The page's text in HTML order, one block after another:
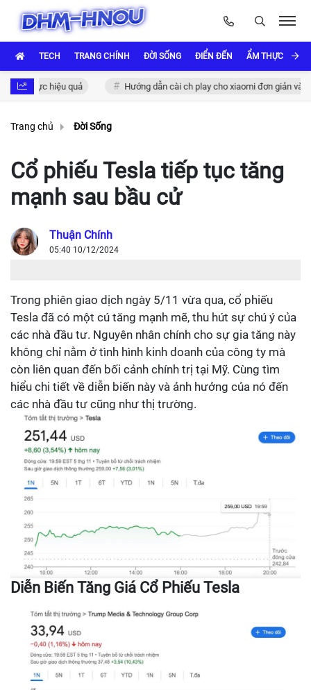
TECH TRANG CHÍNH ĐỜI SỐNG ĐIỂN ĐẾN ẨM THỰC VÀ
thực hiệu quả Hướng dẫn cài ch play cho xiaomi đơn giản và
Trang chủ Đời Sống
Cổ phiếu Tesla tiếp tục tăng
mạnh sau bầu cử
Thuận Chính
05:40 10/12/2024
Trong phiên giao dịch ngày 5/11 vừa qua, cổ phiếu
Tesla đã có một cú tăng mạnh mẽ, thu hút sự chú ý của
các nhà đầu tư. Nguyên nhân chính cho sự gia tăng này
không chỉ nằm ở tình hình kinh doanh của công ty mà
còn liên quan đến bối cảnh chính trị tại Mỹ. Cùng tìm
hiểu chi tiết về diễn biến này và ảnh hưởng của nó đến
các nhà đầu tư cũng như thị trường.
Diễn Biến Tăng Giá Cổ Phiếu Tesla